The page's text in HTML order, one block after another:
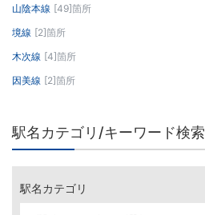
山陰本線 [49]箇所
境線 [2]箇所
木次線 [4]箇所
因美線 [2]箇所
駅名カテゴリ/キーワード検索
駅名カテゴリ